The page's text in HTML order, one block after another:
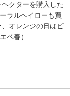
クターを購入した
ラルヘイローも買
オレンジの日はピ
ベ春）